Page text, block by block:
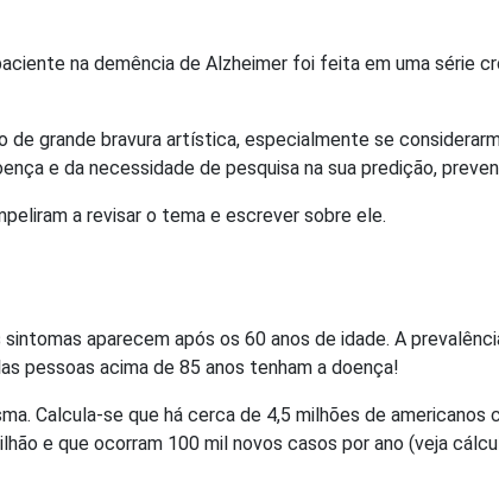
na demência de Alzheimer foi feita em uma
grande bravura artística, especialmente se
e da necessidade de pesquisa na sua predição,
a revisar o tema e escrever sobre ele.
aparecem após os 60 anos de idade. A
pessoas acima de 85 anos tenham a doença!
Calcula-se que há cerca de 4,5 milhões de americanos
e que ocorram 100 mil novos casos por ano (veja